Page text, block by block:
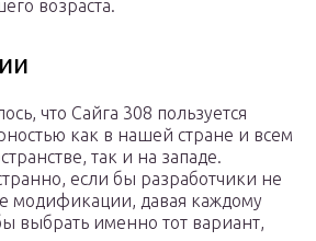
возраста.
что Сайга 308 пользуется
как в нашей стране и всем
так и на западе.
если бы разработчики не
модификации, давая каждому
выбрать именно тот вариант,